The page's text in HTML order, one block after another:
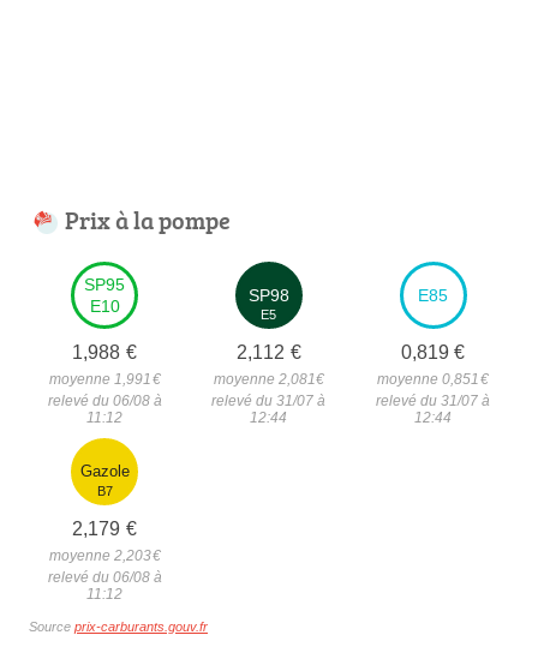
Prix à la pompe
SP95
E10
1,988 €
moyenne 1,991€
relevé du 06/08 à
11:12
SP98
E5
2,112 €
moyenne 2,081€
relevé du 31/07 à
12:44
E85
0,819 €
moyenne 0,851€
relevé du 31/07 à
12:44
Gazole
B7
2,179 €
moyenne 2,203€
relevé du 06/08 à
11:12
Source prix-carburants.gouv.fr